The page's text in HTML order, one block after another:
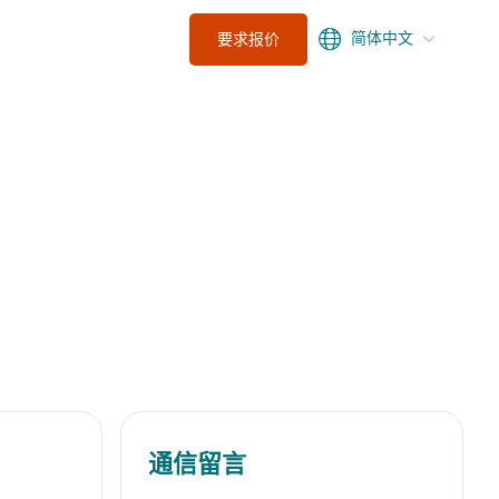
要求报价 简体中文
通信留言